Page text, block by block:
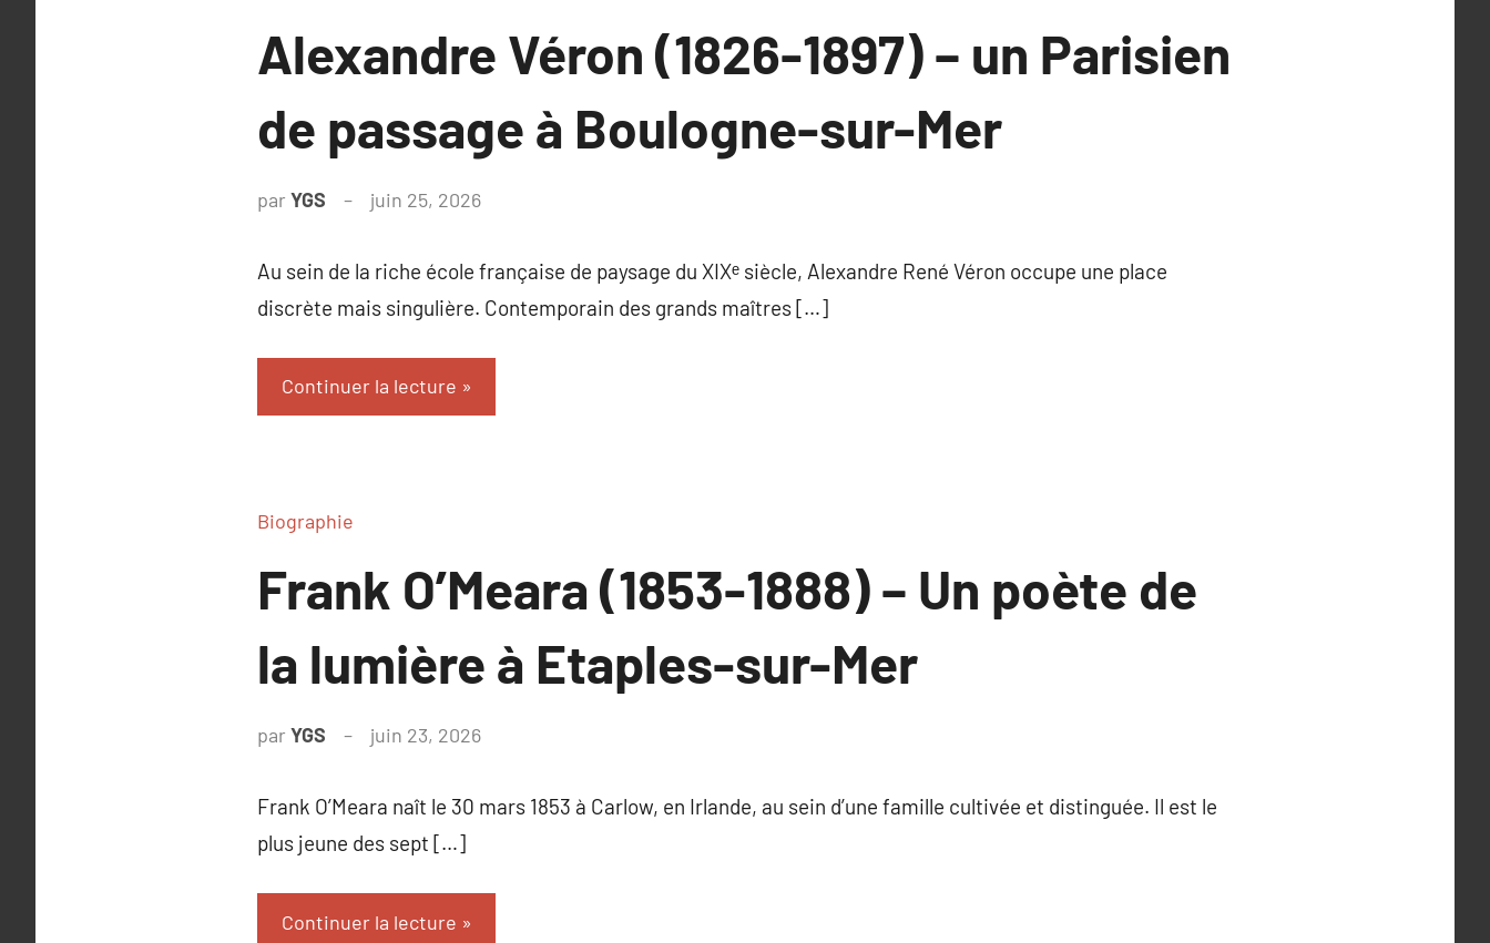
Alexandre Véron (1826-1897) – un Parisien
de passage à Boulogne-sur-Mer
par YGS juin 25, 2026
Au sein de la riche école française de paysage du XIXᵉ siècle, Alexandre René Véron occupe une place
discrète mais singulière. Contemporain des grands maîtres […]
Continuer la lecture
Biographie
Frank O’Meara (1853-1888) – Un poète de
la lumière à Etaples-sur-Mer
par YGS juin 23, 2026
Frank O’Meara naît le 30 mars 1853 à Carlow, en Irlande, au sein d’une famille cultivée et distinguée. Il est le
plus jeune des sept […]
Continuer la lecture